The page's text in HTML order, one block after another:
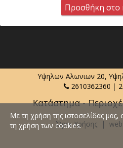
Προσθήκη στο
Υψηλων Αλωνιων 20,
2610362360 |
Κατάστημα -
Όροι Χρήσης |
Με τη χρήση της ιστοσελίδας μας,
τη χρήση των cookies.